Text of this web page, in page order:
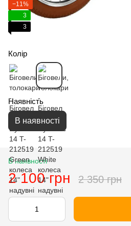
−11%
3
3
Колір
Наявність
В наявності
В наявності
2 100 грн 2 350 грн